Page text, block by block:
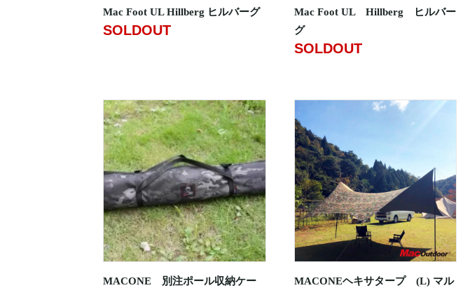
Mac Foot UL Hillberg ヒルバーグ
SOLDOUT
Mac Foot UL Hillberg ヒルバー
グ
SOLDOUT
MACONE 別注ポール収納ケー
MACONEヘキサタープ (L) マル